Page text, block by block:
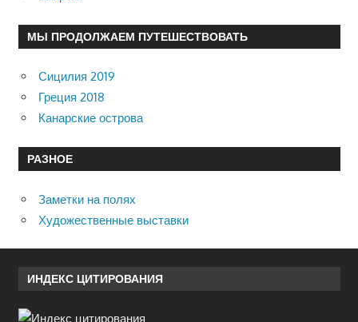
МЫ ПРОДОЛЖАЕМ ПУТЕШЕСТВОВАТЬ
Сицилия 2019
Греция 2018
Канарские острова
РАЗНОЕ
Заметки на полях
Художественные выставки
ИНДЕКС ЦИТИРОВАНИЯ